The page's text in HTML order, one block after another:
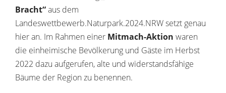
Bracht“aus dem
Landeswettbewerb.Naturpark.2024.NRW setzt genau
hier an. Im Rahmen einer Mitmach-Aktion waren
die einheimische Bevölkerung und Gäste im Herbst
2022 dazu aufgerufen, alte und widerstandsfähige
Bäume der Region zu benennen.